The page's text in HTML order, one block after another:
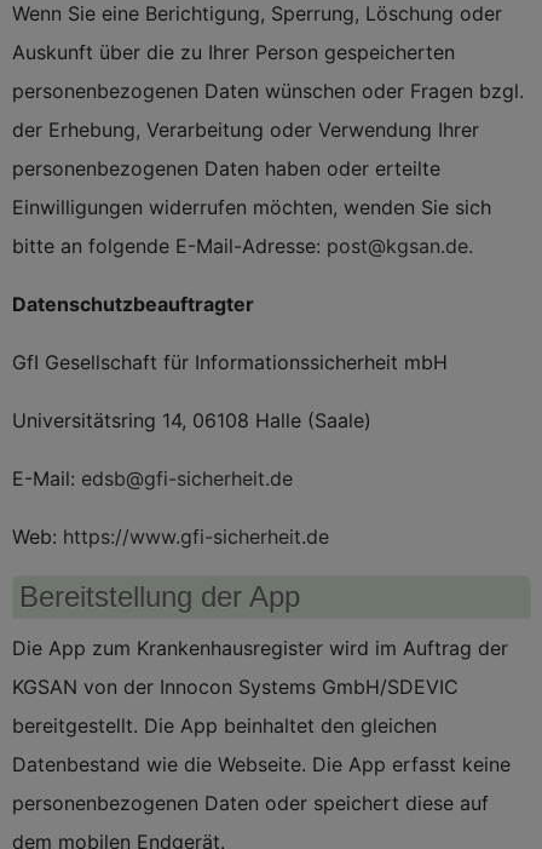
Wenn Sie eine Berichtigung, Sperrung, Löschung oder
Auskunft über die zu Ihrer Person gespeicherten
personenbezogenen Daten wünschen oder Fragen bzgl.
der Erhebung, Verarbeitung oder Verwendung Ihrer
personenbezogenen Daten haben oder erteilte
Einwilligungen widerrufen möchten, wenden Sie sich
bitte an folgende E-Mail-Adresse: post@kgsan.de.
Datenschutzbeauftragter
GfI Gesellschaft für Informationssicherheit mbH
Universitätsring 14, 06108 Halle (Saale)
E-Mail: edsb@gfi-sicherheit.de
Web: https://www.gfi-sicherheit.de
Bereitstellung der App
Die App zum Krankenhausregister wird im Auftrag der
KGSAN von der Innocon Systems GmbH/SDEVIC
bereitgestellt. Die App beinhaltet den gleichen
Datenbestand wie die Webseite. Die App erfasst keine
personenbezogenen Daten oder speichert diese auf
dem mobilen Endgerät.